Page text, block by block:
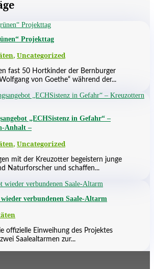
Projekttag
, Uncategorized
fast 50 Hortkinder der Bernburger
von Goethe“ während der...
„ECHSistenz in Gefahr“ –
Anhalt –
, Uncategorized
mit der Kreuzotter begeistern junge
Naturforscher und schaffen...
wieder verbundenen Saale-Altarm
offizielle Einweihung des Projektes
Saalealtarmen zur...